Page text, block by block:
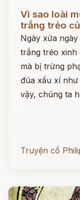
Vì sao loài
trắng trẻo
Ngày xửa
trắng trẻo xinh
mà bị trừng
đúa xấu xí
vậy, chúng ta
Truyện cổ